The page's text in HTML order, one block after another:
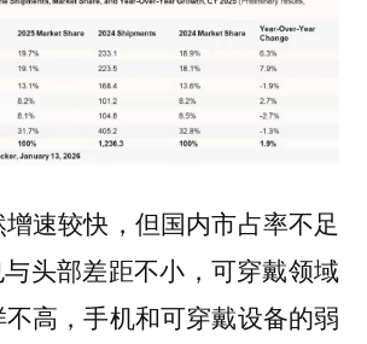
速较快，但国内市占率不足
头部差距不小，可穿戴领域
高，手机和可穿戴设备的弱